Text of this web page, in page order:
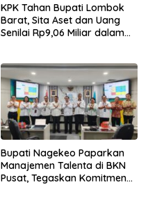
KPK Tahan Bupati Lombok
Barat, Sita Aset dan Uang
Senilai Rp9,06 Miliar dalam
Bupati Nagekeo Paparkan
Manajemen Talenta di BKN
Pusat, Tegaskan Komitmen